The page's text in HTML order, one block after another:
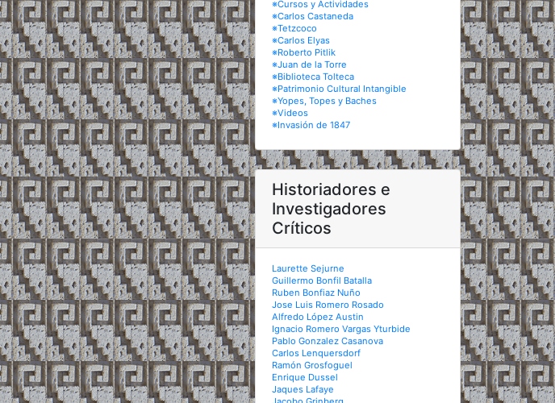
※Cursos y Actividades
※Carlos Castaneda
※Tetzcoco
※Carlos Elyas
※Roberto Pitlik
※Juan de la Torre
※Biblioteca Tolteca
※Patrimonio Cultural Intangible
※Yopes, Topes y Baches
※Videos
※Invasión de 1847
Historiadores e
Investigadores
Críticos
Laurette Sejurne
Guillermo Bonfil Batalla
Ruben Bonfiaz Nuño
Jose Luis Romero Rosado
Alfredo López Austin
Ignacio Romero Vargas Yturbide
Pablo Gonzalez Casanova
Carlos Lenquersdorf
Ramón Grosfoguel
Enrique Dussel
Jaques Lafaye